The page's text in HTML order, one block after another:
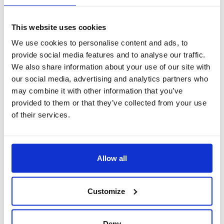
This website uses cookies
We use cookies to personalise content and ads, to
provide social media features and to analyse our traffic.
We also share information about your use of our site with
our social media, advertising and analytics partners who
may combine it with other information that you’ve
provided to them or that they’ve collected from your use
of their services.
Allow all
Customize
vendite e acquisti
AHR gestisce l'intero ciclo vendite-acquisti: ordini, DDT,
fatture, ricevute fiscali, proposte di acquisto con riordino
con sconti/maggiorazioni, gestire fido clienti, calcolare